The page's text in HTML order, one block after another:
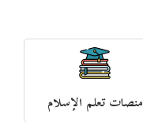
منصات تعلم الإسلام